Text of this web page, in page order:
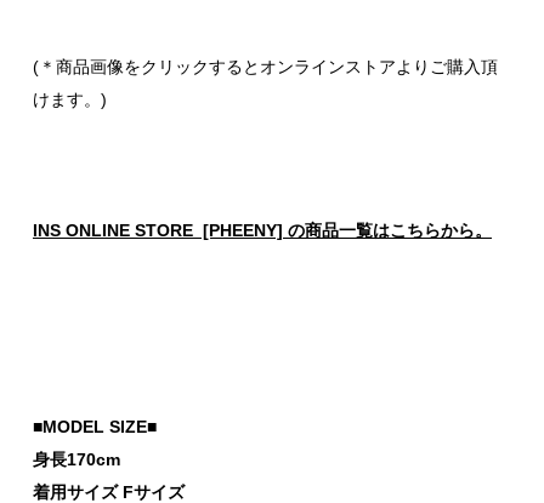
(＊商品画像をクリックするとオンラインストアよりご購入頂
けます。)
INS ONLINE STORE [PHEENY] の商品一覧はこちらから。
■MODEL SIZE■
身長170cm
着用サイズ Fサイズ